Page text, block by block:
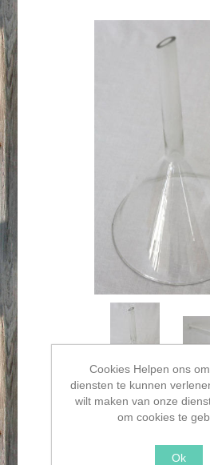
Glazen
Cookies Helpen ons
diensten te kunnen
wilt maken van onze
om cookies te
Ok